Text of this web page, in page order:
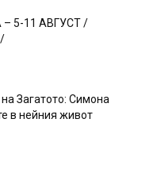
5-11 АВГУСТ /
Загатото: Симона
в нейния живот